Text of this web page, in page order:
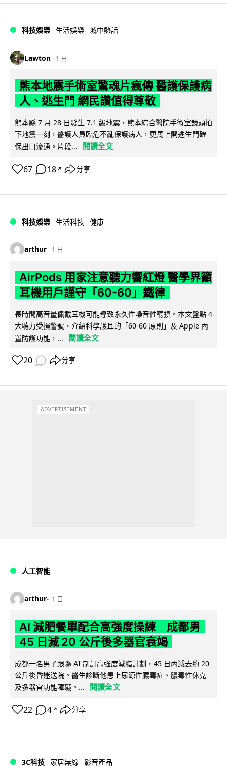
科技娛樂 生活娛樂 城中熱話
Lawton 1 日
熊本地震手術室驚魂片瘋傳 醫護保護病
人、逃生門 網民讚值得尊敬
熊本縣 7 月 28 日發生 7.1 級地震，熊本綜合醫院手術室鏡頭拍
下地震一刻，醫護人員臨危不亂保護病人，更馬上開逃生門確
保出口流通。片段...
閱讀全文
67 18 ↗ 分享
科技娛樂 生活科技 健康
arthur 1 日
AirPods 用家注意聽力響紅燈 醫學界籲
耳機用戶謹守「60-60」鐵律
長時間高音量佩戴耳機可能導致永久性噪音性聽損。本文盤點 4
大聽力受損警號，介紹科學護耳的「60-60 原則」及 Apple 內
置防護功能，...
閱讀全文
20 分享
ADVERTISEMENT
人工智能
arthur 1 日
AI 減肥餐單配合高強度操練 成都男
45 日減 20 公斤後多器官衰竭
成都一名男子跟隨 AI 制訂高強度減脂計劃，45 日內減去約 20
公斤後昏迷送院。醫生診斷他患上尿源性膿毒症、膿毒性休克
及多器官功能障礙。...
閱讀全文
22 4 ↗ 分享
3C科技 家居無線 影音產品